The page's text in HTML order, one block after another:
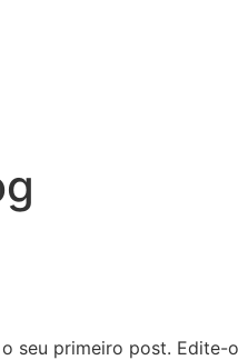
seu primeiro post.